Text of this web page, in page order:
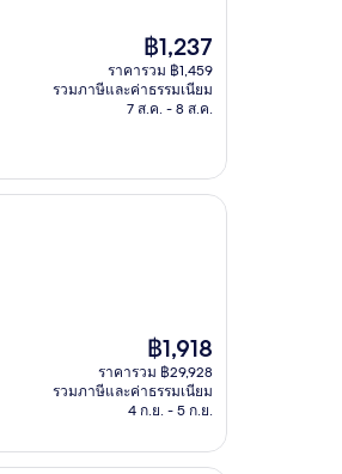
ราคา
ปัจจุบัน
คือ
฿1,237
฿1,237
ราคารวม ฿1,459
รวมภาษีและค่าธรรมเนียม
7 ส.ค. - 8 ส.ค.
ราคา
ปัจจุบัน
คือ
฿1,918
฿1,918
ราคารวม ฿29,928
รวมภาษีและค่าธรรมเนียม
4 ก.ย. - 5 ก.ย.